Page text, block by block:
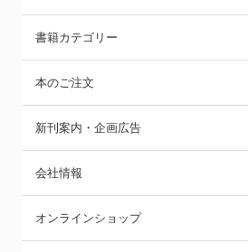
書籍カテゴリー
本のご注文
新刊案内・企画広告
会社情報
オンラインショップ